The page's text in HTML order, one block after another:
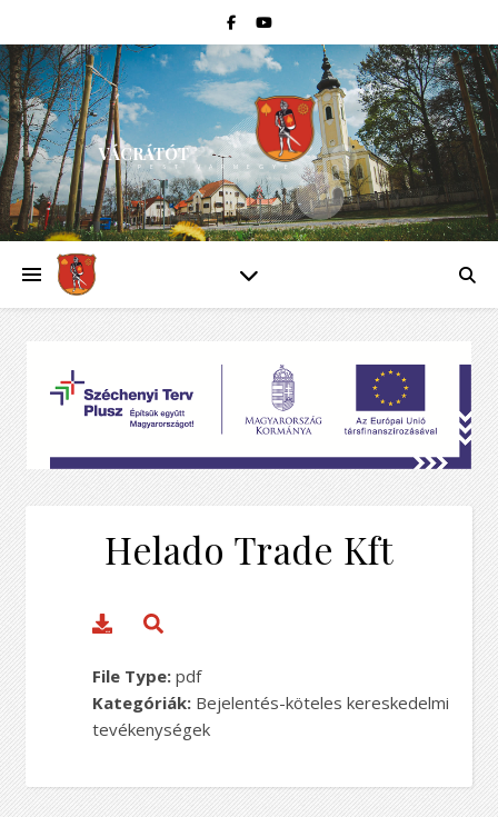
VÁCRÁTÓT
PEST VÁRMEGYE
Helado Trade Kft
File Type: pdf
Kategóriák: Bejelentés-köteles kereskedelmi
tevékenységek